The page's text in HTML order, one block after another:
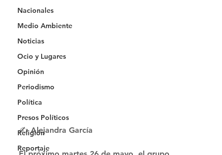
Nacionales
Medio Ambiente
Noticias
Ocio y Lugares
Opinión
Periodismo
Política
Presos Políticos
Religión
Reportaje
✍️ Alejandra García